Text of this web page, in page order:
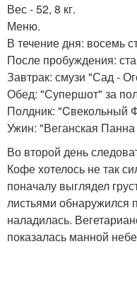
Вес - 52, 8 кг.
Меню.
В течение дня: восемь
После пробуждения:
Завтрак: смузи "Сад -
Обед: "Супершот" за
Полдник: "Cвекольный
Ужин: "Веганская Панна
Во второй день
Кофе хотелось не так
поначалу выглядел
листьями
наладилась.
показалась манной